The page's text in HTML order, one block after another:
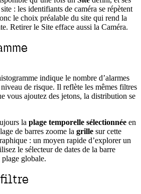
: les identifiants de caméra se répètent
le choix préalable du site qui rend la
Retirer le Site efface aussi la Caméra.
indique le nombre d’alarmes
de risque. Il reflète les mêmes filtres
vous ajoutez des jetons, la distribution se
la plage temporelle sélectionnée en
de barres zoome la grille sur cette
: un moyen rapide d’explorer un
le sélecteur de dates de la barre
plage globale.